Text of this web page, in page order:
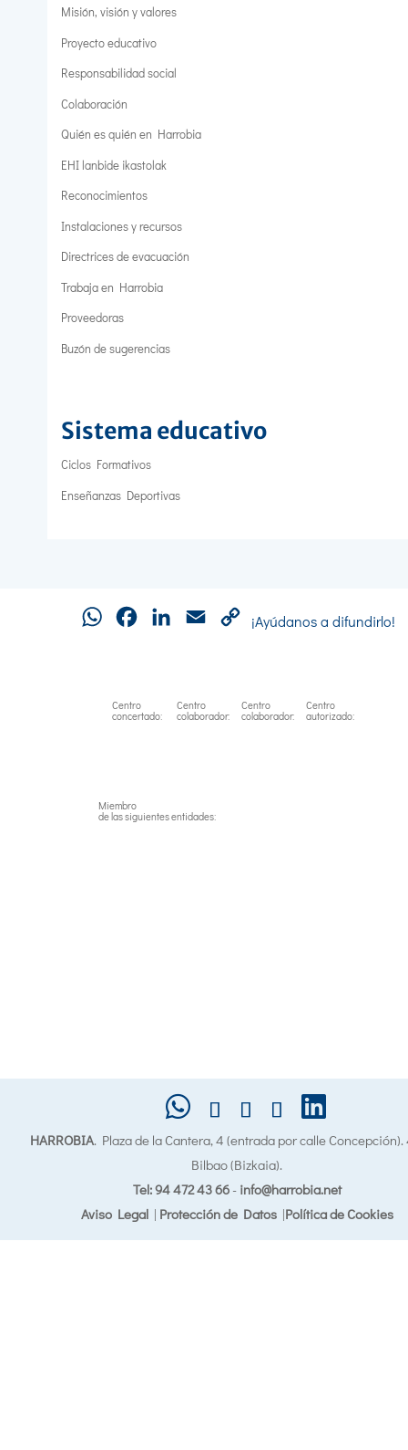
Misión, visión y valores
Proyecto educativo
Responsabilidad social
Colaboración
Quién es quién en Harrobia
EHI lanbide ikastolak
Reconocimientos
Instalaciones y recursos
Directrices de evacuación
Trabaja en Harrobia
Proveedoras
Buzón de sugerencias
Sistema educativo
Ciclos Formativos
Enseñanzas Deportivas
WhatsAppFacebookLinkedInEmail
Copy
¡Ayúdanos a difundirlo!
Centro
concertado:
Centro
colaborador:
Centro
colaborador:
Centro
autorizado:
Miembro
de las siguientes entidades:
HARROBIA. Plaza de la Cantera, 4 (entrada por calle
Bilbao (Bizkaia).
Tel: 94 472 43 66- info@harrobia.net
Aviso Legal| Protección de Datos|Política de Cookies